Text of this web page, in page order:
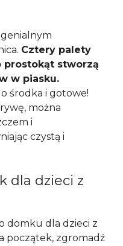
Cztery palety
prostokąt stworzą
w piasku.
środka i gotowe!
można
i
czystą i
dla dzieci z
domku dla dzieci z
początek, zgromadź